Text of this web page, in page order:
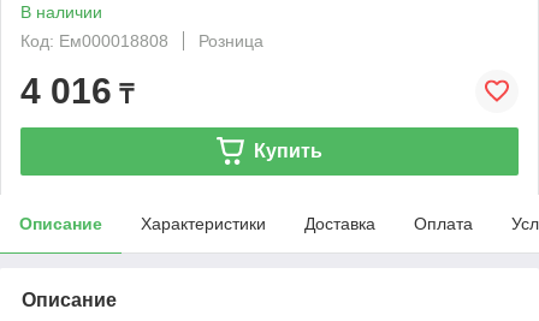
В наличии
Код: Ем000018808
Розница
4 016 ₸
Купить
Описание Характеристики Доставка Оплата
Описание